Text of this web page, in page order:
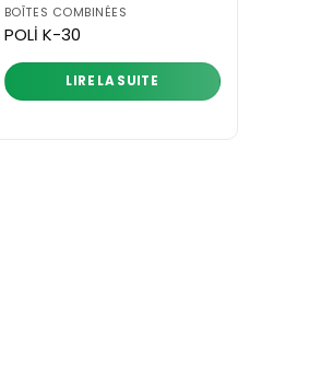
BOÎTES COMBINÉES
POLİ K-30
LIRE LA SUITE